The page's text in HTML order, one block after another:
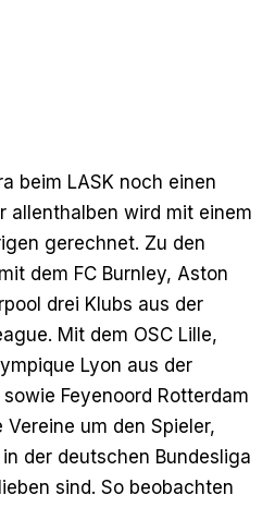
beim LASK noch einen
allenthalben wird mit einem
gerechnet. Zu den
dem FC Burnley, Aston
drei Klubs aus der
Mit dem OSC Lille,
Lyon aus der
Feyenoord Rotterdam
um den Spieler,
der deutschen Bundesliga
sind. So beobachten